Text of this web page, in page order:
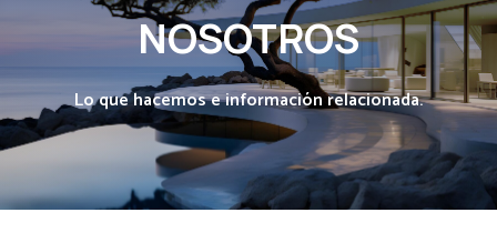
NOSOTROS
Lo que hacemos e información relacionada.